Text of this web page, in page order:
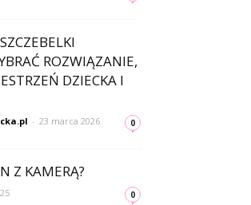
ROZWIĄZANIE,
DZIECKA I
- 23 marca 2026 0
Z KAMERĄ?
0